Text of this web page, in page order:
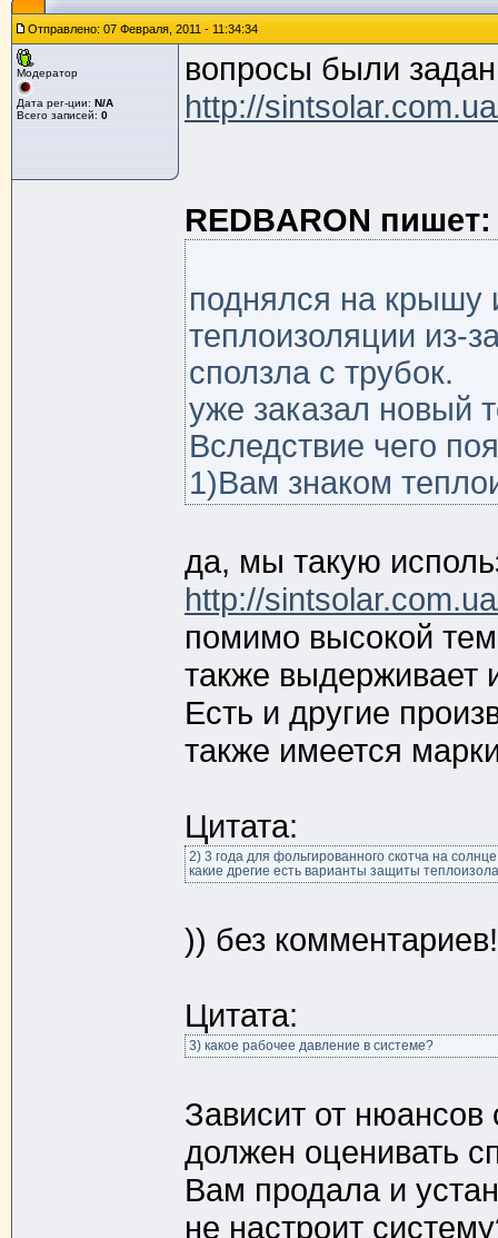
Отправлено: 07 Февраля, 2011 - 11:34:34
Модератор
Дата рег-ции: N/A
Всего записей: 0
вопросы были
http://
REDBARON пишет:
поднялся на крышу
теплоизоляции из-
сползла с трубок.
уже заказал новый
Вследствие чего
1)Вам знаком
да, мы такую
http://
помимо высокой
также выдерживает
Есть и другие
также имеется
Цитата:
2) 3 года для фольгированного скотча на
какие дрегие есть варианты защиты
)) без комментариев!
Цитата:
3) какое рабочее давление в системе?
Зависит от
должен оценивать
Вам продала и
не настроит